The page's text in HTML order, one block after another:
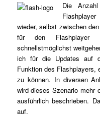
Die
wieder, selbst zwischen
für den Flashplayer
schnellstmöglichst
ich für die Updates auf
Funktion des Flashplayers,
zu können. In diversen
wird dieses Szenario mehr
ausführlich beschrieben.
auf.